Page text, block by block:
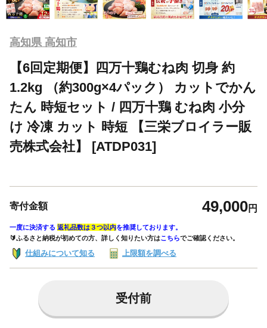
高知県 高知市
【6回定期便】四万十鶏むね肉 切身 約
1.2kg （約300g×4パック） カットでかん
たん 時短セット / 四万十鶏 むね肉 小分
け 冷凍 カット 時短 【三栄ブロイラー販
売株式会社】 [ATDP031]
寄付金額 49,000円
一度に決済する 返礼品数は３つ以内を推奨しております。
🔰ふるさと納税が初めての方、詳しく知りたい方はこちらでご確認ください。
仕組みについて知る 上限額を調べる
受付前